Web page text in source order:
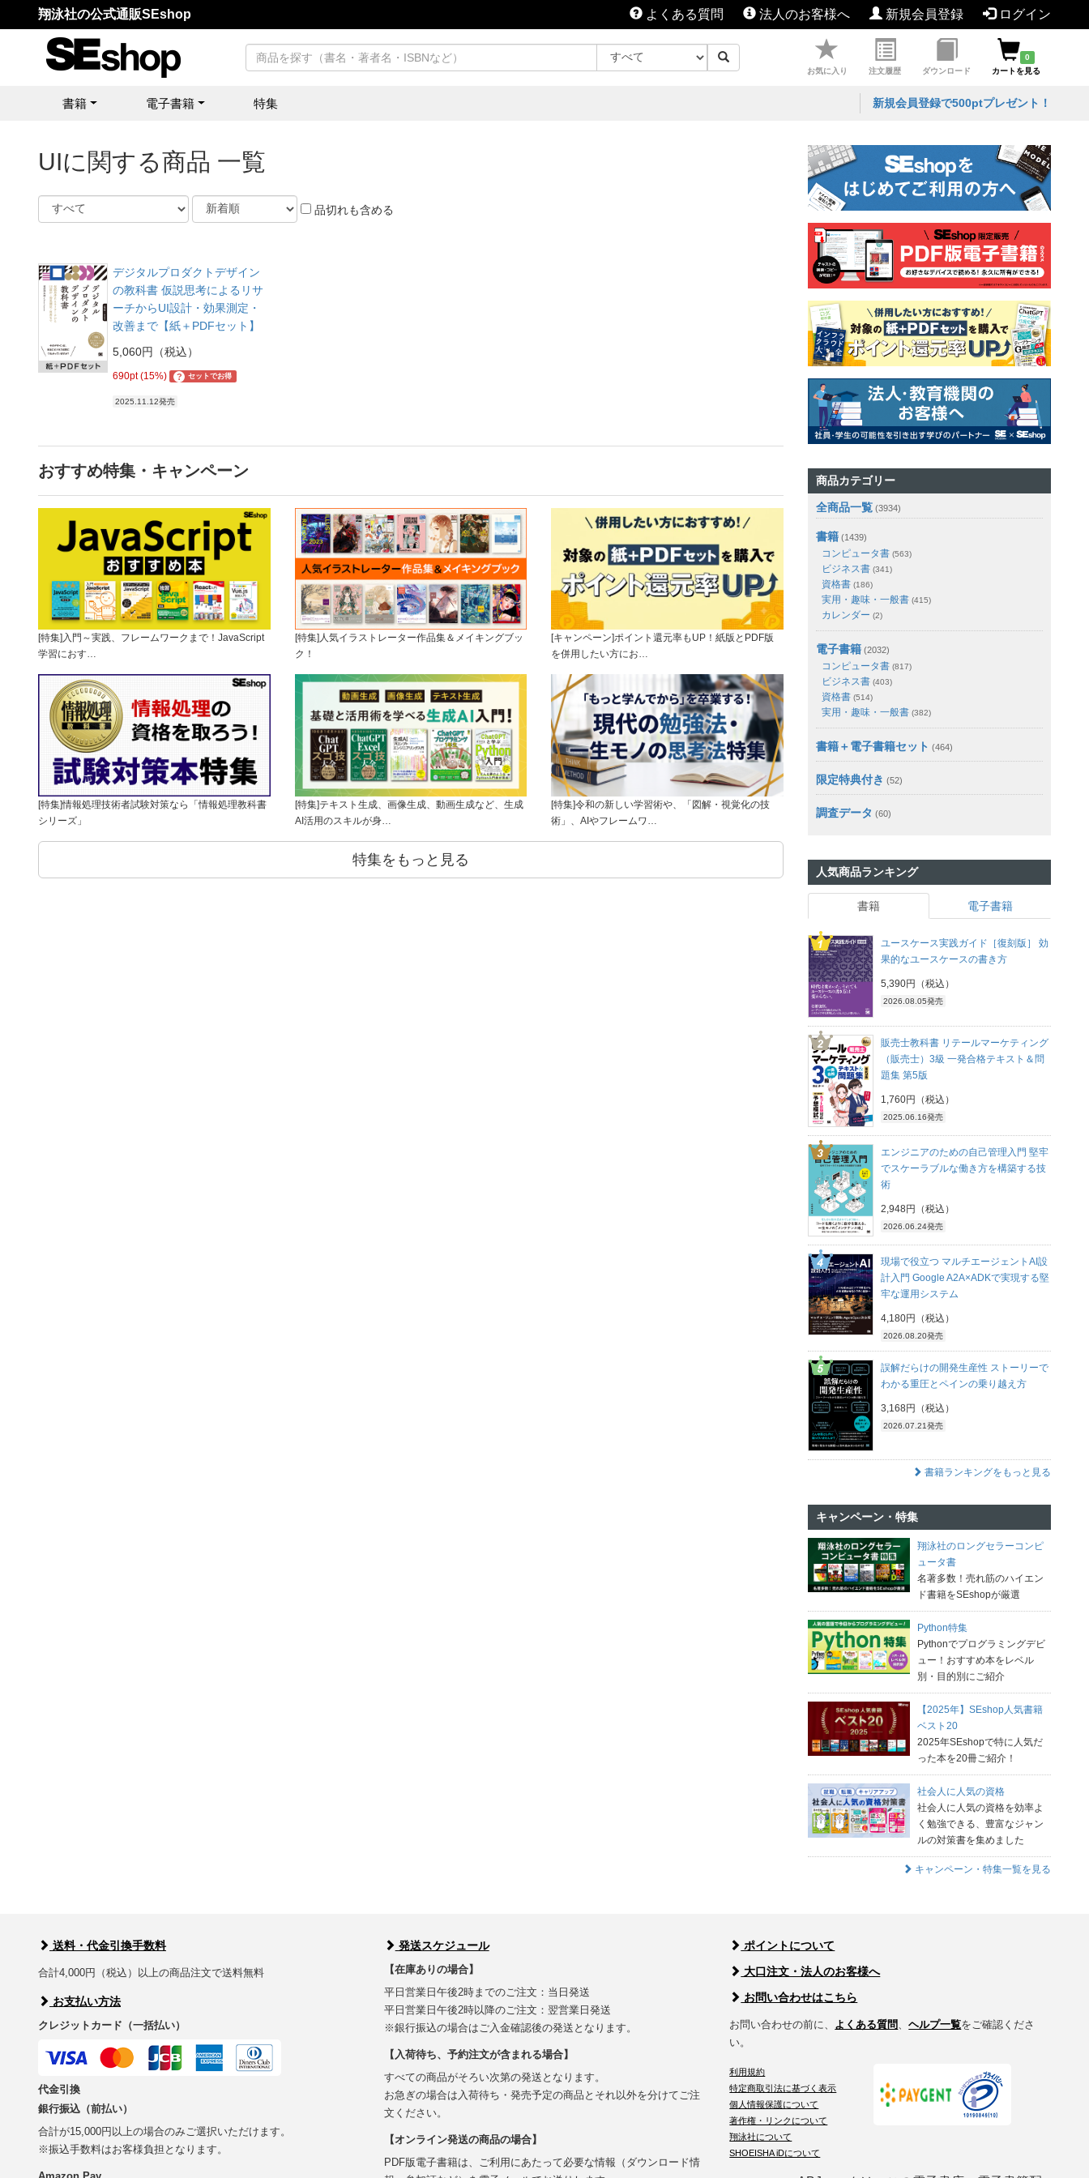
翔泳社の公式通販SEshop よくある質問 法人のお客様へ 新規会員登録 ログイン
お気に入り 注文履歴 ダウンロード
0
カートを見る
書籍 電子書籍 特集 新規会員登録で500ptプレゼント！
UIに関する商品 一覧
品切れも含める
デジタルプロダクトデザイン
の教科書 仮説思考によるリサ
ーチからUI設計・効果測定・
改善まで【紙＋PDFセット】
5,060円（税込）
690pt (15%) ? セットでお得
2025.11.12発売
おすすめ特集・キャンペーン
[特集]入門～実践、フレームワークまで！JavaScript
学習におす…
[特集]人気イラストレーター作品集＆メイキングブッ
ク！
[キャンペーン]ポイント還元率もUP！紙版とPDF版
を併用したい方にお…
[特集]情報処理技術者試験対策なら「情報処理教科書
シリーズ」
[特集]テキスト生成、画像生成、動画生成など、生成
AI活用のスキルが身…
[特集]令和の新しい学習術や、「図解・視覚化の技
術」、AIやフレームワ…
特集をもっと見る
商品カテゴリー
全商品一覧 (3934)
書籍 (1439)
コンピュータ書 (563)
ビジネス書 (341)
資格書 (186)
実用・趣味・一般書 (415)
カレンダー (2)
電子書籍 (2032)
コンピュータ書 (817)
ビジネス書 (403)
資格書 (514)
実用・趣味・一般書 (382)
書籍＋電子書籍セット (464)
限定特典付き (52)
調査データ (60)
人気商品ランキング
書籍 電子書籍
ユースケース実践ガイド［復刻版］ 効
果的なユースケースの書き方
5,390円（税込）
2026.08.05発売
販売士教科書 リテールマーケティング
（販売士）3級 一発合格テキスト＆問
題集 第5版
1,760円（税込）
2025.06.16発売
エンジニアのための自己管理入門 堅牢
でスケーラブルな働き方を構築する技
術
2,948円（税込）
2026.06.24発売
現場で役立つ マルチエージェントAI設
計入門 Google A2A×ADKで実現する堅
牢な運用システム
4,180円（税込）
2026.08.20発売
誤解だらけの開発生産性 ストーリーで
わかる重圧とペインの乗り越え方
3,168円（税込）
2026.07.21発売
書籍ランキングをもっと見る
キャンペーン・特集
翔泳社のロングセラーコンピ
ュータ書
名著多数！売れ筋のハイエン
ド書籍をSEshopが厳選
Python特集
Pythonでプログラミングデビ
ュー！おすすめ本をレベル
別・目的別にご紹介
【2025年】SEshop人気書籍
ベスト20
2025年SEshopで特に人気だ
った本を20冊ご紹介！
社会人に人気の資格
社会人に人気の資格を効率よ
く勉強できる、豊富なジャン
ルの対策書を集めました
キャンペーン・特集一覧を見る
送料・代金引換手数料
合計4,000円（税込）以上の商品注文で送料無料
お支払い方法
クレジットカード（一括払い）
代金引換
銀行振込（前払い）
合計が15,000円以上の場合のみご選択いただけます。
※振込手数料はお客様負担となります。
発送スケジュール
【在庫ありの場合】
平日営業日午後2時までのご注文：当日発送
平日営業日午後2時以降のご注文：翌営業日発送
※銀行振込の場合はご入金確認後の発送となります。
【入荷待ち、予約注文が含まれる場合】
すべての商品がそろい次第の発送となります。
お急ぎの場合は入荷待ち・発売予定の商品とそれ以外を分けてご注
文ください。
【オンライン発送の商品の場合】
PDF版電子書籍は、ご利用にあたって必要な情報（ダウンロード情
ポイントについて
大口注文・法人のお客様へ
お問い合わせはこちら
お問い合わせの前に、 よくある質問、ヘルプ一覧をご確認くださ
い。
利用規約
特定商取引法に基づく表示
個人情報保護について
著作権・リンクについて
翔泳社について
SHOEISHA iDについて